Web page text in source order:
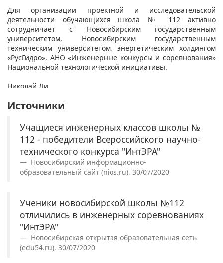
Для организации проектной и исследовательской
деятельности обучающихся школа № 112 активно
сотрудничает с Новосибирским государственным
университетом, Новосибирским государственным
техническим университетом, энергетическим холдингом
«РусГидро», АНО «Инженерные конкурсы и соревнования»
Национальной технологической инициативы.
Николай Ли
Источники
Учащиеся инженерных классов школы №
112 - победители Всероссийского научно-
технического конкурса "ИнтЭРА"
Новосибирский информационно-
образовательный сайт (nios.ru), 30/07/2020
Ученики новосибирской школы №112
отличились в инженерных соревнованиях
"ИнтЭРА"
Новосибирская открытая образовательная сеть
(edu54.ru), 30/07/2020